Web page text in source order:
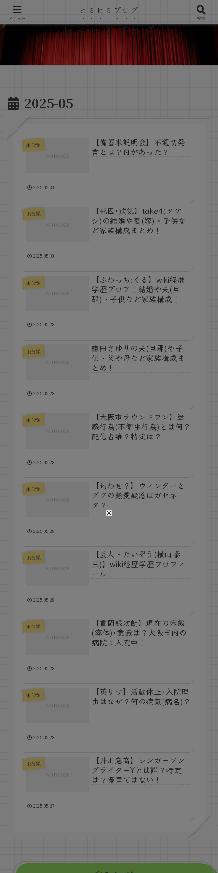
ヒミヒミブログ
2025-05
未分類
【備蓄米説明会】不適切発
言とは？何があった？
2025.05.30
未分類
【死因･病気】take4(タケ
シ)の結婚や妻(嫁)・子供な
ど家族構成まとめ！
2025.05.30
未分類
【ふわっち:くる】wiki経歴
学歴プロフ！結婚や夫(旦
那)・子供など家族構成！
2025.05.28
未分類
鎌田さゆりの夫(旦那)や子
供・父や母など家族構成ま
とめ！
2025.05.28
未分類
【大阪市ラウンドワン】迷
惑行為(不衛生行為)とは何？
配信者誰？特定は？
2025.05.28
未分類
【匂わせ？】ウィンターと
グクの熱愛疑惑はガセネ
タ？
2025.05.28
未分類
【芸人・たいぞう(横山泰
三)】wiki経歴学歴プロフィ
ール！
2025.05.28
未分類
【重岡銀次朗】現在の容態
(容体)･意識は？大阪市内の
病院に入院中！
2025.05.28
未分類
【英リサ】活動休止･入院理
由はなぜ？何の病気(病名)？
2025.05.28
未分類
【井川意高】シンガーソン
グライターYとは誰？特定
は？優里ではない！
2025.05.27
メニュー
ヒミヒミブログ
検索